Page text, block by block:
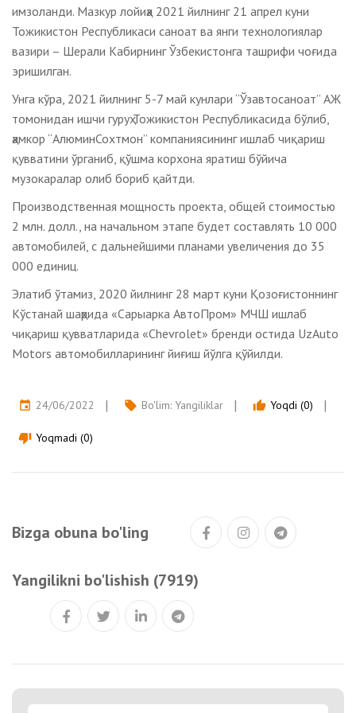
имзоланди. Мазкур лойиҳа 2021 йилнинг 21 апрел куни
Тожикистон Республикаси саноат ва янги технологиялар
вазири – Шерали Кабирнинг Ўзбекистонга ташрифи чоғида
эришилган.
Унга кўра, 2021 йилнинг 5-7 май кунлари “Ўзавтосаноат” АЖ
томонидан ишчи гуруҳ Тожикистон Республикасида бўлиб,
ҳамкор “АлюминСохтмон” компаниясининг ишлаб чиқариш
қувватини ўрганиб, қўшма корхона яратиш бўйича
музокаралар олиб бориб қайтди.
Производственная мощность проекта, общей стоимостью
2 млн. долл., на начальном этапе будет составлять 10 000
автомобилей, с дальнейшими планами увеличения до 35
000 единиц.
Элатиб ўтамиз, 2020 йилнинг 28 март куни Қозоғистоннинг
Кўстанай шаҳрида «Сарыарка АвтоПром» МЧШ ишлаб
чиқариш қувватларида «Chevrolet» бренди остида UzAuto
Motors автомобилларининг йиғиш йўлга қўйилди.
event 24/06/2022 local_offer Bo'lim: Yangiliklar thumb_up Yoqdi (0)
thumb_down Yoqmadi (0)
Bizga obuna bo'ling
Yangilikni bo'lishish (7919)